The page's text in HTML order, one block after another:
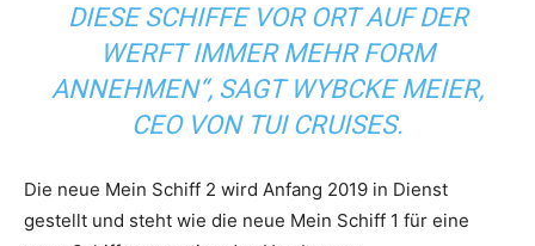
IESE SCHIFFE VOR ORT AUF DER W
ERFT IMMER MEHR FORM A
NNEHMEN“, SAGT WYBCKE MEIER, C
EO VON TUI CRUISES.
Die neue Mein Schiff 2 wird Anfang 2019 in Dienst
gestellt und steht wie die neue Mein Schiff 1 für eine